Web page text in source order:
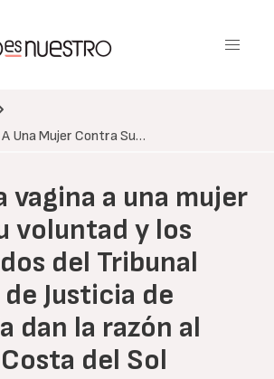
Una Mujer Contra Su…
vagina a una mujer
voluntad y los
del Tribunal
Justicia de
dan la razón al
del Sol